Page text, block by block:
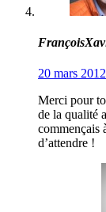
20 mars
Merci pour
de la qualité
d’attendre !